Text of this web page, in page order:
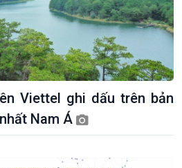
Theo dòng Thời sự
Viettel ghi dấu trên bản
Nam Á